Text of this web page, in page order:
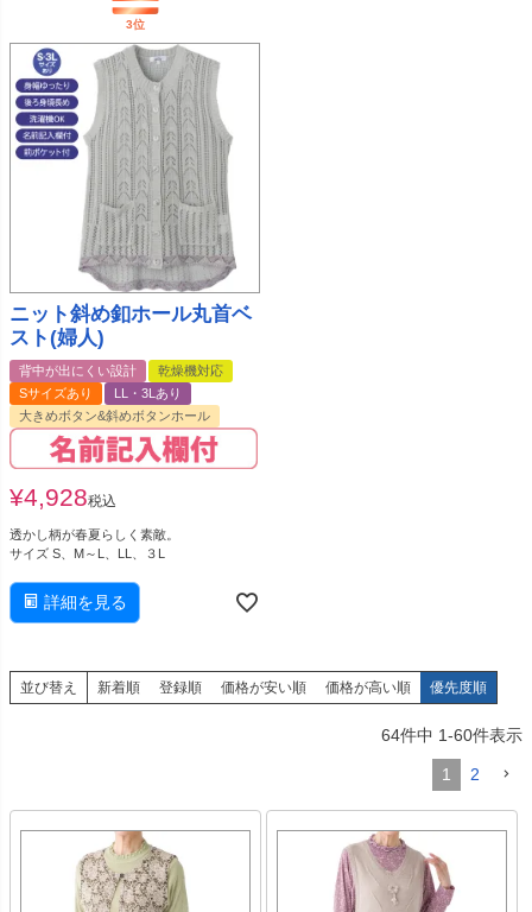
ニット斜め釦ホール丸首ベ
スト(婦人)
背中が出にくい設計
乾燥機対応
Sサイズあり
LL・3Lあり
大きめボタン&斜めボタンホール
¥4,928税込
透かし柄が春夏らしく素敵。
サイズ S、M～L、LL、３L
詳細を見る
並び替え 新着順 登録順 価格が安い順 価格が高い順 優先度順
64件中 1-60件表示
1 2